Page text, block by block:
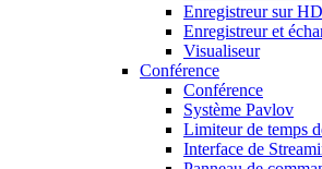
Enregistreur sur
Enregistreur et
Visualiseur
Conférence
Conférence
Système Pavlov
Limiteur de temps
Interface de